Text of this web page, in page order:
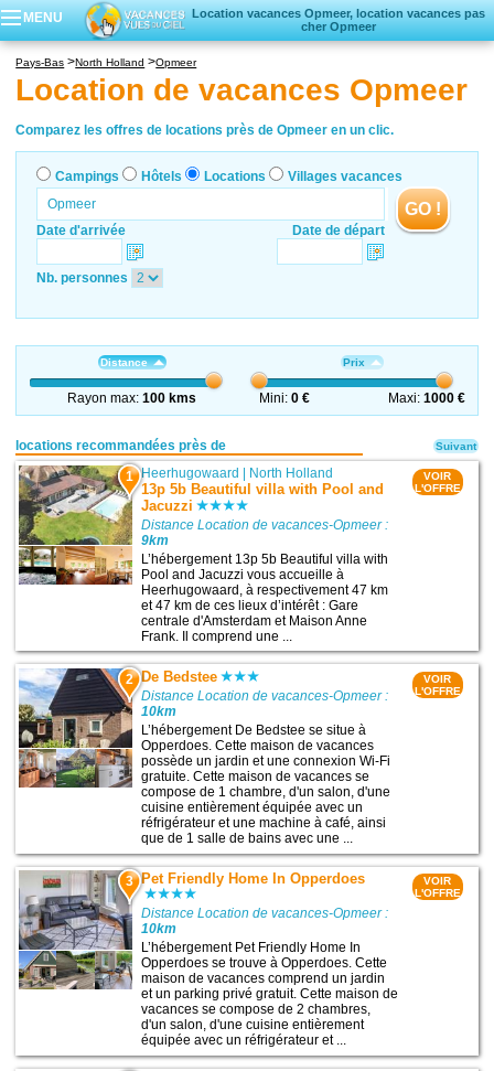
MENU
Location vacances Opmeer, location vacances pas
cher Opmeer
Locations vacances
Villages vacances
Pays-Bas North Holland Opmeer
Location de vacances Opmeer
Comparez les offres de locations près de Opmeer en un clic.
Campings Hôtels Locations Villages vacances
Date d'arrivée Date de départ
GO !
Nb. personnes
Distance
Rayon max:100 kms
Prix
Mini:0 € Maxi: 1000 €
locations recommandées près de
1 Heerhugowaard | North Holland
13p 5b Beautiful villa with Pool and
Jacuzzi
Distance Location de vacances-Opmeer :
9km
L’hébergement 13p 5b Beautiful villa with
Pool and Jacuzzi vous accueille à
Heerhugowaard, à respectivement 47 km
et 47 km de ces lieux d’intérêt : Gare
centrale d'Amsterdam et Maison Anne
Frank. Il comprend une ...
VOIR
L'OFFRE
2 De Bedstee
Distance Location de vacances-Opmeer :
10km
L’hébergement De Bedstee se situe à
Opperdoes. Cette maison de vacances
possède un jardin et une connexion Wi-Fi
gratuite. Cette maison de vacances se
compose de 1 chambre, d'un salon, d'une
cuisine entièrement équipée avec un
réfrigérateur et une machine à café, ainsi
que de 1 salle de bains avec une ...
VOIR
L'OFFRE
3 Pet Friendly Home In Opperdoes
Distance Location de vacances-Opmeer :
10km
L’hébergement Pet Friendly Home In
Opperdoes se trouve à Opperdoes. Cette
maison de vacances comprend un jardin
et un parking privé gratuit. Cette maison de
vacances se compose de 2 chambres,
d'un salon, d'une cuisine entièrement
équipée avec un réfrigérateur et ...
VOIR
L'OFFRE
Suivant